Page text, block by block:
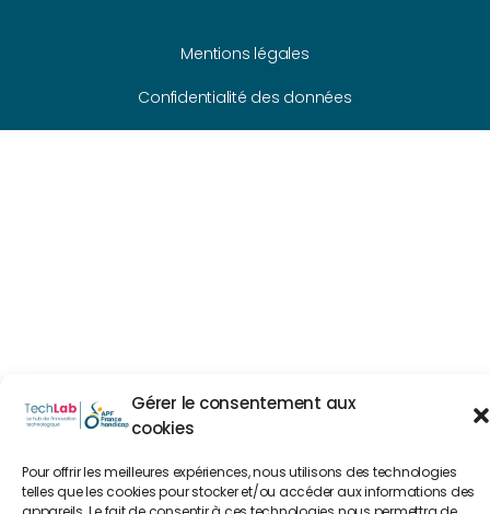
Gérer le consentement aux
cookies
Pour offrir les meilleures expériences, nous utilisons des technologies
telles que les cookies pour stocker et/ou accéder aux informations des
Mentions légales
Confidentialité des données